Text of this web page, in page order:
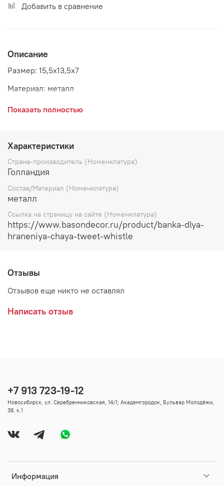
Добавить в сравнение
Описание
Размер: 15,5х13,5х7
Материал: металл
Страна: Голландия
Показать полностью
Характеристики
Страна-производитель (Номенклатура)
Голландия
Состав/Материал (Номенклатура)
металл
Ссылка на страницу на сайте (Номенклатура)
https://www.basondecor.ru/product/banka-dlya-
hraneniya-chaya-tweet-whistle
Отзывы
Отзывов еще никто не оставлял
Написать отзыв
Информация
+7 913 723-19-12
Новосибирск, ул. Серебренниковская, 14/1; Академгородок, Бульвар Молодёжи,
38. к.1